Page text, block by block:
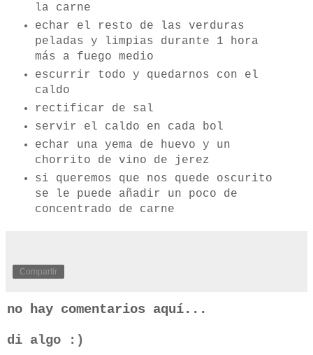
la carne
echar el resto de las verduras
peladas y limpias durante 1 hora
más a fuego medio
escurrir todo y quedarnos con el
caldo
rectificar de sal
servir el caldo en cada bol
echar una yema de huevo y un
chorrito de vino de jerez
si queremos que nos quede oscurito
se le puede añadir un poco de
concentrado de carne
Compartir
no hay comentarios aquí...
di algo :)